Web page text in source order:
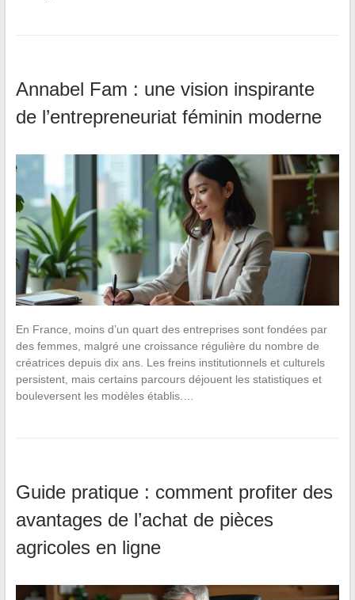
Annabel Fam : une vision inspirante
de l’entrepreneuriat féminin moderne
En France, moins d’un quart des entreprises sont fondées par
des femmes, malgré une croissance régulière du nombre de
créatrices depuis dix ans. Les freins institutionnels et culturels
persistent, mais certains parcours déjouent les statistiques et
bouleversent les modèles établis.…
Guide pratique : comment profiter des
avantages de l’achat de pièces
agricoles en ligne